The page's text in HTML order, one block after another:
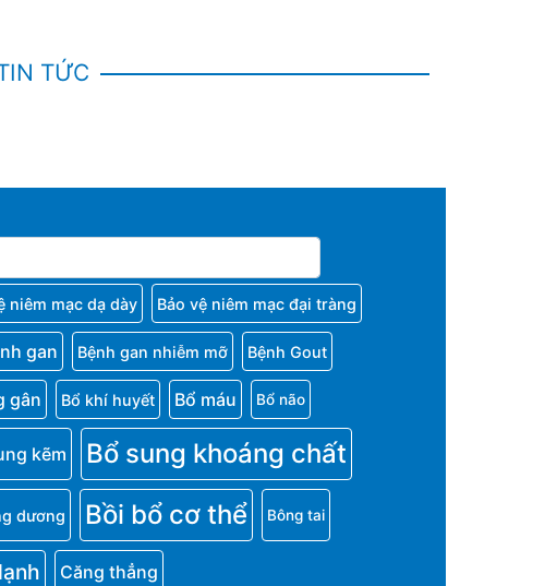
TỨC
niêm mạc dạ dày Bảo vệ niêm mạc đại tràng
gan Bệnh gan nhiễm mỡ Bệnh Gout
gân Bổ khí huyết Bổ máu Bổ não
kẽm Bổ sung khoáng chất
dương Bồi bổ cơ thể Bông tai
Căng thẳng